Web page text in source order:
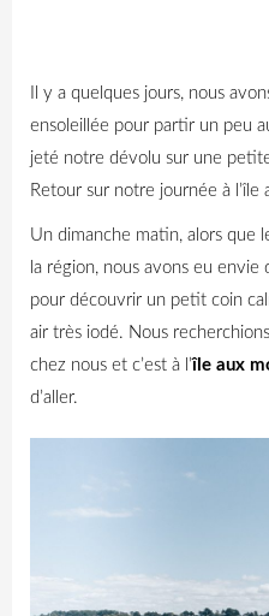
Il y a quelques jours, nous
ensoleillée pour partir un peu
jeté notre dévolu sur une
Retour sur notre journée à l’île
Un dimanche matin, alors que
la région, nous avons eu
pour découvrir un petit coin
air très iodé. Nous
chez nous et c’est à l’île aux
d’aller.